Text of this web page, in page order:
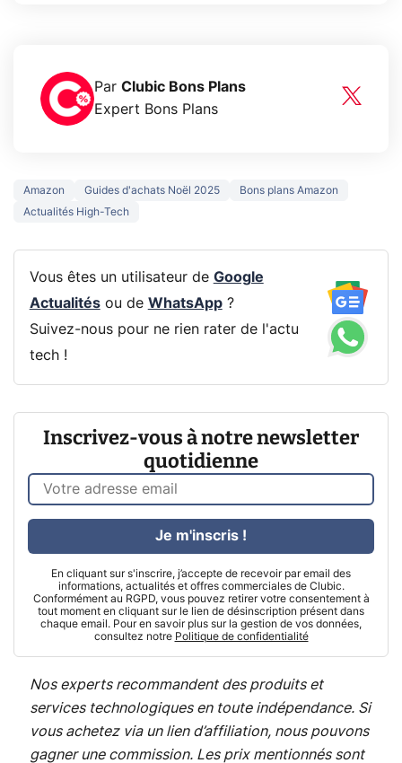
Par Clubic Bons Plans
Expert Bons Plans
Amazon Guides d'achats Noël 2025
Bons plans Amazon
Actualités High-Tech
Vous êtes un utilisateur de Google
Actualitésou de WhatsApp?
Suivez-nous pour ne rien rater de l'actu
tech !
Inscrivez-vous à notre newsletter
quotidienne
En cliquant sur s'inscrire, j’accepte de recevoir par email des
informations, actualités et offres commerciales de Clubic.
Conformément au RGPD, vous pouvez retirer votre consentement à
tout moment en cliquant sur le lien de désinscription présent dans
chaque email. Pour en savoir plus sur la gestion de vos données,
consultez notre Politique de confidentialité
Je m'inscris !
Nos experts recommandent des produits et
services technologiques en toute indépendance. Si
vous achetez via un lien d’affiliation, nous pouvons
gagner une commission. Les prix mentionnés sont